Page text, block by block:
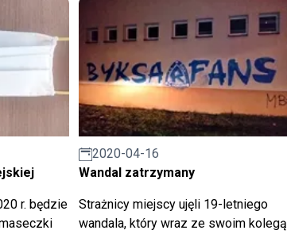
r. będzie
2020-04-16
Wandal zatrzymany
Strażnicy miejscy ujęli 19-letniego
wandala, który wraz ze swoim kolegą